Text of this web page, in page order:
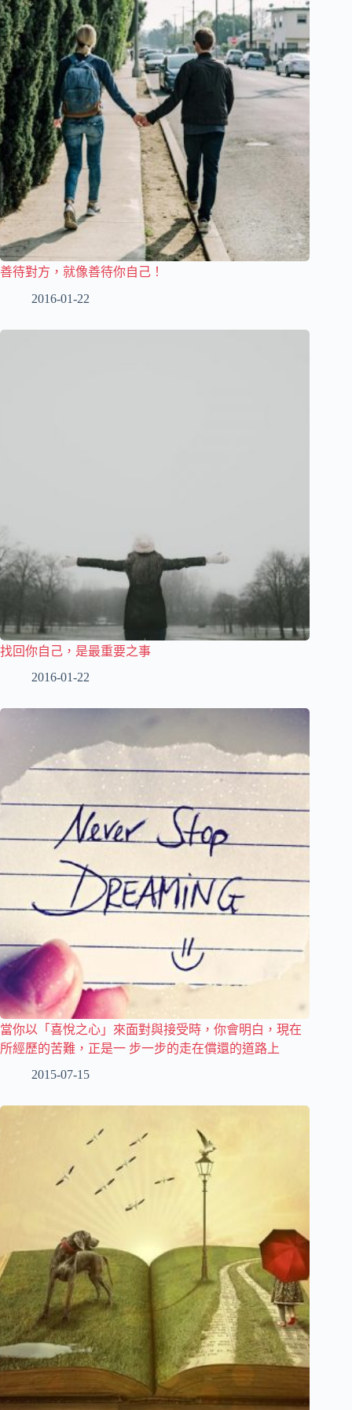
善待對方，就像善待你自己！
2016-01-22
找回你自己，是最重要之事
2016-01-22
當你以「喜悅之心」來面對與接受時，你會明白，現在
所經歷的苦難，正是一 步一步的走在償還的道路上
2015-07-15